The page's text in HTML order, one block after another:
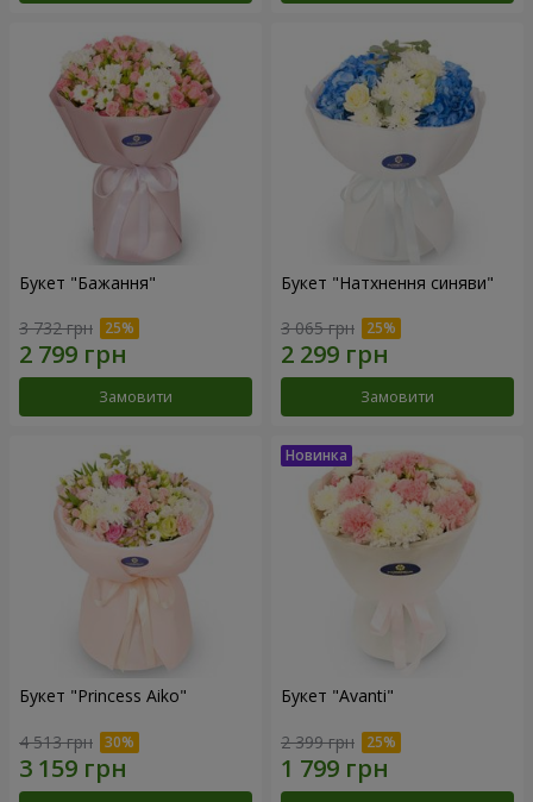
Букет "Бажання"
3 732 грн
Замовити
Букет "Натхнення синяви"
3 065 грн
Замовити
Букет "Princess Aiko"
4 513 грн
Букет "Avanti"
2 399 грн